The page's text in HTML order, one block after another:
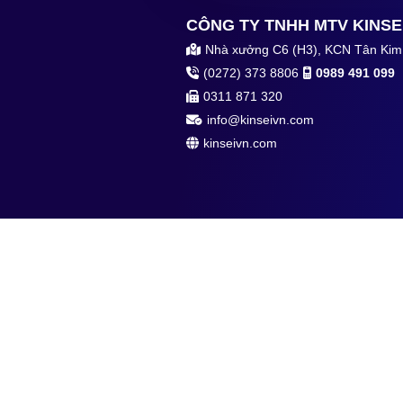
CÔNG TY TNHH MTV
Nhà xưởng C6 (H3), KCN Tân
(0272) 373 8806
0989 491 099
0311 871 320
info@kinseivn.com
kinseivn.com